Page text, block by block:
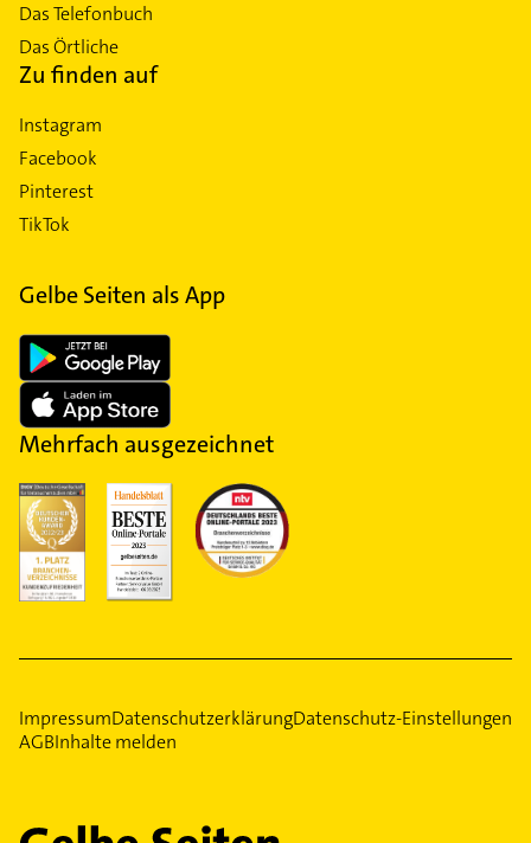
Das Telefonbuch
Das Örtliche
Zu finden auf
Instagram
Facebook
Pinterest
TikTok
Gelbe Seiten als App
Mehrfach ausgezeichnet
ImpressumDatenschutzerklärungDatenschutz-Einstellungen
AGBInhalte melden